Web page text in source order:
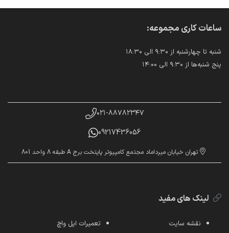
ساعات کاری مجموعه:
شنبه تا چهارشنبه از ۹:۳۰ الی ۱۸:۳۰
پنج شنبه‌ها از ۹:۳۰ الی ۱۴:۰۰
۰۲۱-۸۸۷۸۲۳۴۷
09217436056
تهران خیابان میرداماد مجتمع کامپیوتر پایتخت برج A طبقه 8 واحد 801
لینک های مفید
نقشه سایت
تعمیرات اپل واچ